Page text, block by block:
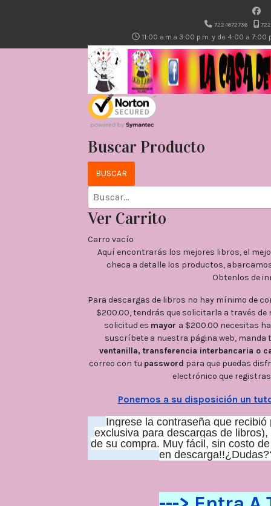
722-1672736
11:00 a.m.a 3:00 p.m. y de 4:00 a 7:00
Buscar Producto
Ver Carrito
Carro vacío
Aquí encontrarás los mejores libros, el
checa a detalle los productos,
Obtenlos de
Para descargas de libros no hay mínimo de
$200.00, tendrás que solicitarla a través
solicitud es mayor a $200.00 necesitas
suscríbete a nuestra página web, manda
ventanilla, transferencia interbancaria o
correo con tu password para que puedas
electrónico que
Ponemos a su disposición un
Ingrese la contraseña que
exclusiva para descargas de
de su compra. Muy fácil, sin costo
en